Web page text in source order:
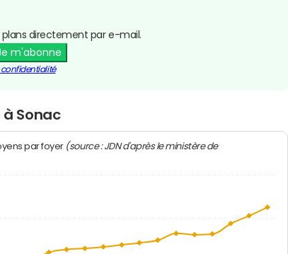
plans directement par e-mail.
m'abonne
confidentialité
à Sonac
par foyer (source : JDN d'après le ministère de